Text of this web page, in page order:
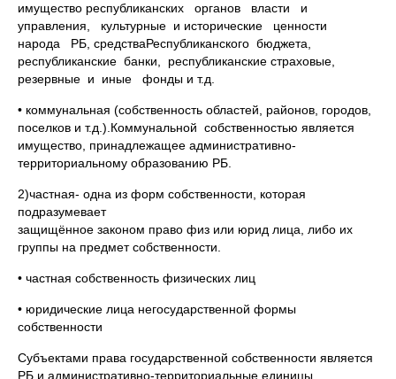
имущество республиканских органов власти и
управления, культурные и исторические ценности
народа РБ, средстваРеспубликанского бюджета,
республиканские банки, республиканские страховые,
резервные и иные фонды и т.д.
• коммунальная (собственность областей, районов, городов,
поселков и т.д.).Коммунальной собственностью является
имущество, принадлежащее административно-
территориальному образованию РБ.
2)частная- одна из форм собственности, которая
подразумевает
защищённое законом право физ или юрид лица, либо их
группы на предмет собственности.
• частная собственность физических лиц
• юридические лица негосударственной формы
собственности
Субъектами права государственной собственности является
РБ и административно-территориальные единицы,